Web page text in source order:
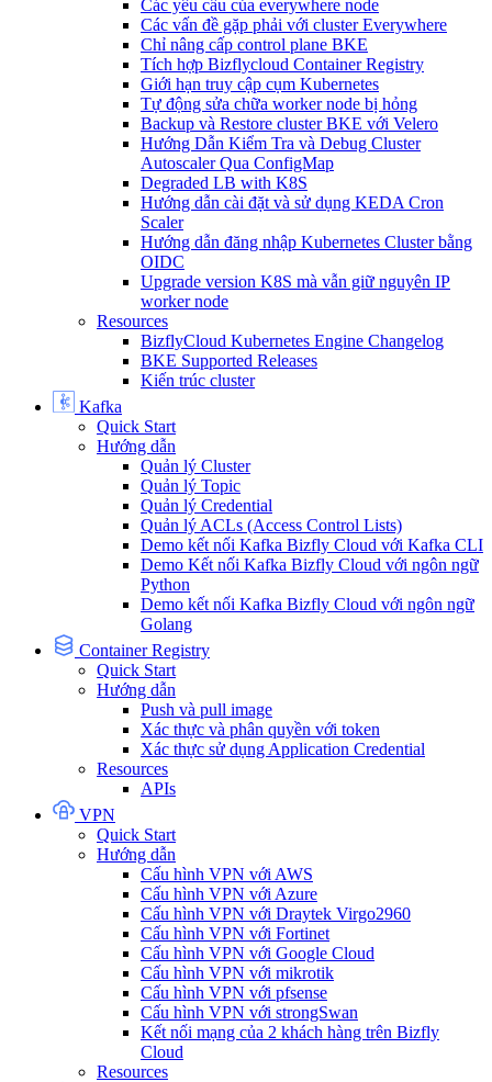
Các yêu cầu của everywhere node
Các vấn đề gặp phải với cluster Everywhere
Chỉ nâng cấp control plane BKE
Tích hợp Bizflycloud Container Registry
Giới hạn truy cập cụm Kubernetes
Tự động sửa chữa worker node bị hỏng
Backup và Restore cluster BKE với Velero
Hướng Dẫn Kiểm Tra và Debug Cluster
Autoscaler Qua ConfigMap
Degraded LB with K8S
Hướng dẫn cài đặt và sử dụng KEDA Cron
Scaler
Hướng dẫn đăng nhập Kubernetes Cluster bằng
OIDC
Upgrade version K8S mà vẫn giữ nguyên IP
worker node
Resources
BizflyCloud Kubernetes Engine Changelog
BKE Supported Releases
Kiến trúc cluster
Kafka
Quick Start
Hướng dẫn
Quản lý Cluster
Quản lý Topic
Quản lý Credential
Quản lý ACLs (Access Control Lists)
Demo kết nối Kafka Bizfly Cloud với Kafka CLI
Demo Kết nối Kafka Bizfly Cloud với ngôn ngữ
Python
Demo kết nối Kafka Bizfly Cloud với ngôn ngữ
Golang
Container Registry
Quick Start
Hướng dẫn
Push và pull image
Xác thực và phân quyền với token
Xác thực sử dụng Application Credential
Resources
APIs
VPN
Quick Start
Hướng dẫn
Cấu hình VPN với AWS
Cấu hình VPN với Azure
Cấu hình VPN với Draytek Virgo2960
Cấu hình VPN với Fortinet
Cấu hình VPN với Google Cloud
Cấu hình VPN với mikrotik
Cấu hình VPN với pfsense
Cấu hình VPN với strongSwan
Kết nối mạng của 2 khách hàng trên Bizfly
Cloud
Resources